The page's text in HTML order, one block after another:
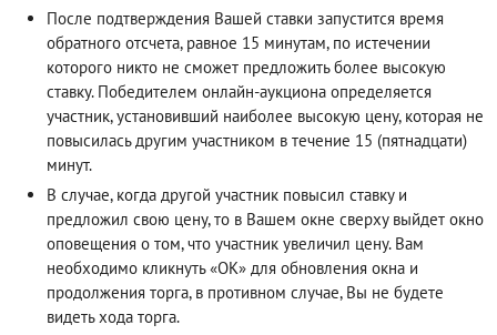
После подтверждения Вашей ставки запустится время
обратного отсчета, равное 15 минутам, по истечении
которого никто не сможет предложить более высокую
ставку. Победителем онлайн-аукциона определяется
участник, установивший наиболее высокую цену, которая не
повысилась другим участником в течение 15 (пятнадцати)
минут.
В случае, когда другой участник повысил ставку и
предложил свою цену, то в Вашем окне сверху выйдет окно
оповещения о том, что участник увеличил цену. Вам
необходимо кликнуть «ОК» для обновления окна и
продолжения торга, в противном случае, Вы не будете
видеть хода торга.